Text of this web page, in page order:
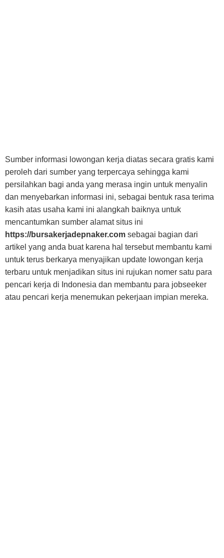
Sumber informasi lowongan kerja diatas secara gratis kami
peroleh dari sumber yang terpercaya sehingga kami
persilahkan bagi anda yang merasa ingin untuk menyalin
dan menyebarkan informasi ini, sebagai bentuk rasa terima
kasih atas usaha kami ini alangkah baiknya untuk
mencantumkan sumber alamat situs ini
https://bursakerjadepnaker.com sebagai bagian dari
artikel yang anda buat karena hal tersebut membantu kami
untuk terus berkarya menyajikan update lowongan kerja
terbaru untuk menjadikan situs ini rujukan nomer satu para
pencari kerja di Indonesia dan membantu para jobseeker
atau pencari kerja menemukan pekerjaan impian mereka.